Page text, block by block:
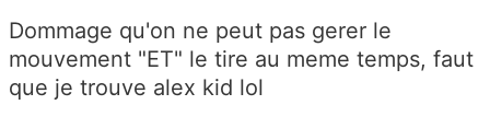
Dommage qu'on ne peut pas gerer le
mouvement "ET" le tire au meme temps, faut
que je trouve alex kid lol